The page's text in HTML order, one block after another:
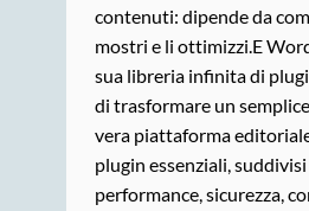
contenuti: dipende da
mostri e li ottimizzi.E
sua libreria infinita di
di trasformare un
vera piattaforma
plugin essenziali, suddivisi
performance, sicurezza,